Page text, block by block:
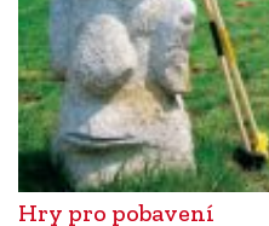
Hry pro pobavení